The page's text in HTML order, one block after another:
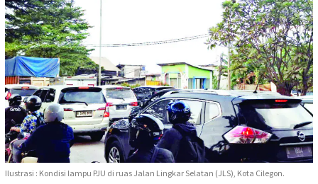
Ilustrasi : Kondisi lampu PJU di ruas Jalan Lingkar Selatan (JLS), Kota Cilegon.